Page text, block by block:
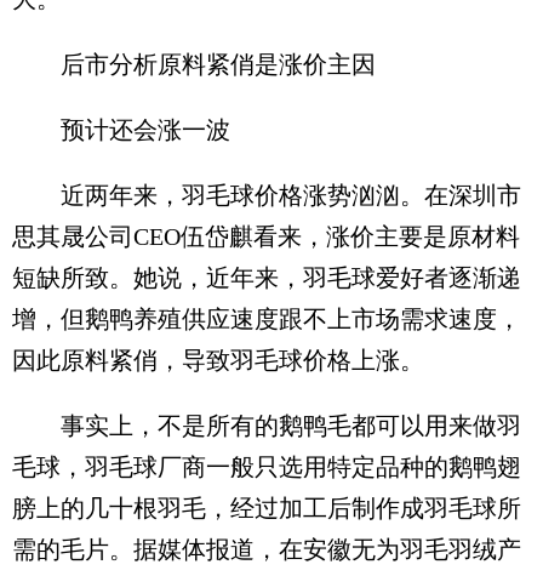
后市分析原料紧俏是涨价主因
预计还会涨一波
近两年来，羽毛球价格涨势汹汹。在深圳市
思其晟公司CEO伍岱麒看来，涨价主要是原材料
短缺所致。她说，近年来，羽毛球爱好者逐渐递
增，但鹅鸭养殖供应速度跟不上市场需求速度，
因此原料紧俏，导致羽毛球价格上涨。
事实上，不是所有的鹅鸭毛都可以用来做羽
毛球，羽毛球厂商一般只选用特定品种的鹅鸭翅
膀上的几十根羽毛，经过加工后制作成羽毛球所
需的毛片。据媒体报道，在安徽无为羽毛羽绒产